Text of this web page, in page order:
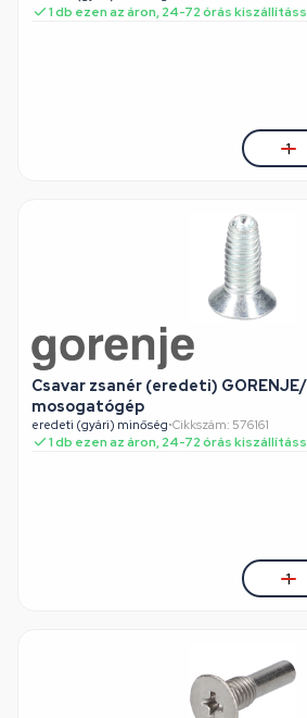
1 db ezen az áron, 24-72 órás
Csavar zsanér (eredeti)
mosogatógép
eredeti (gyári) minőség•Cikkszám: 576161
1 db ezen az áron, 24-72 órás